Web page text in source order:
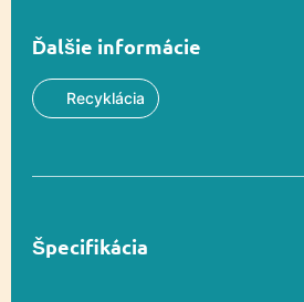
Ďalšie informácie
Recyklácia
Špecifikácia